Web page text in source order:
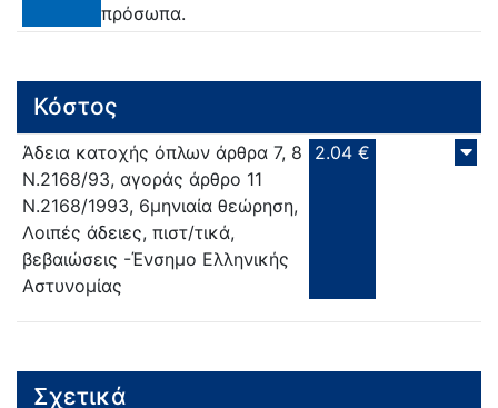
πρόσωπα.
Κόστος
Άδεια κατοχής όπλων άρθρα 7, 8
Ν.2168/93, αγοράς άρθρο 11
Ν.2168/1993, 6μηνιαία θεώρηση,
Λοιπές άδειες, πιστ/τικά,
βεβαιώσεις -Ένσημο Ελληνικής
Αστυνομίας
2.04 €
Σχετικά